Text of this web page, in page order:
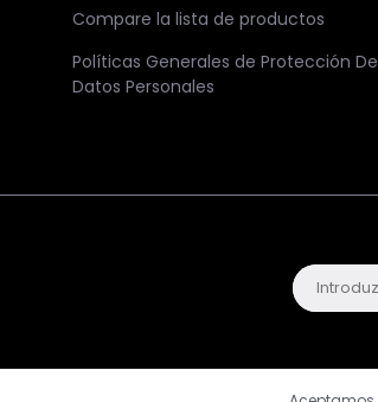
Compare la lista de productos
Políticas Generales de Protección De
Datos Personales